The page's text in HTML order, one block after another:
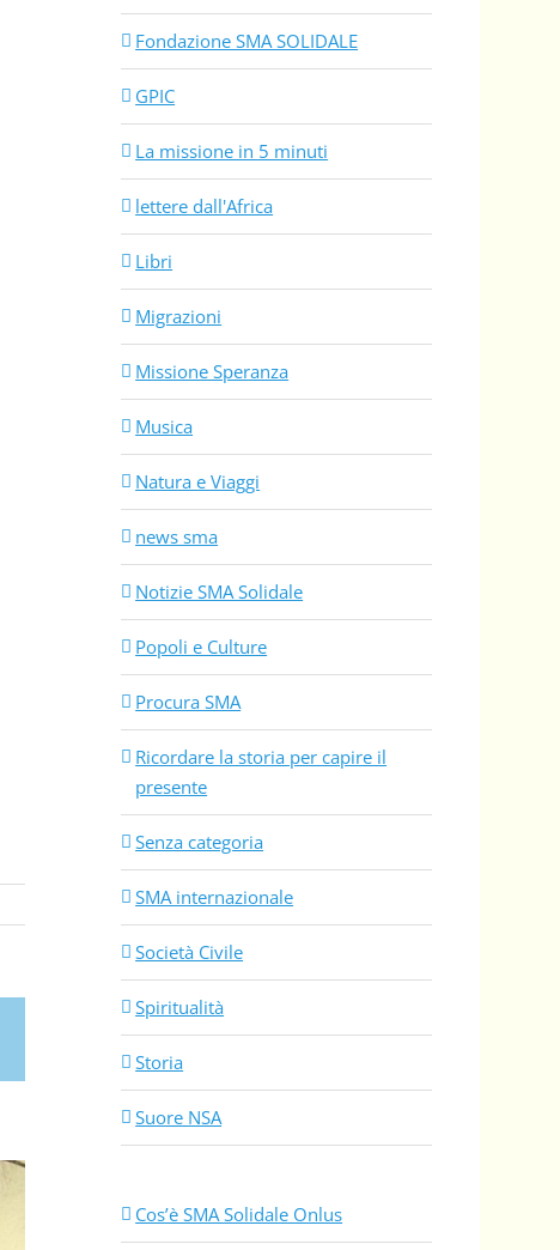
Fondazione SMA SOLIDALE
GPIC
La missione in 5 minuti
lettere dall'Africa
Libri
Migrazioni
Missione Speranza
Musica
Natura e Viaggi
news sma
Notizie SMA Solidale
Popoli e Culture
Procura SMA
Ricordare la storia per capire il
presente
Senza categoria
SMA internazionale
Società Civile
Spiritualità
Storia
Suore NSA
Cos’è SMA Solidale Onlus